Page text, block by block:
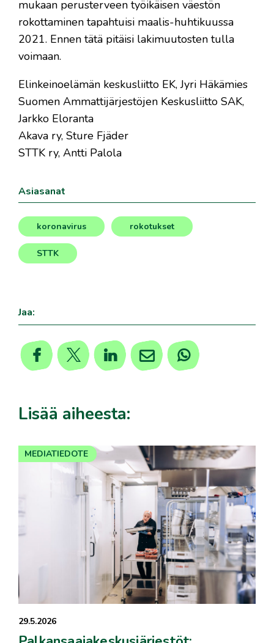
mukaan perusterveen työikäisen väestön
rokottaminen tapahtuisi maalis-huhtikuussa
2021. Ennen tätä pitäisi lakimuutosten tulla
voimaan.
Elinkeinoelämän keskusliitto EK, Jyri Häkämies
Suomen Ammattijärjestöjen Keskusliitto SAK,
Jarkko Eloranta
Akava ry, Sture Fjäder
STTK ry, Antti Palola
Asiasanat
koronavirus
,
rokotukset
, STTK
Jaa:
Lisää aiheesta:
29.5.2026
MEDIATIEDOTE